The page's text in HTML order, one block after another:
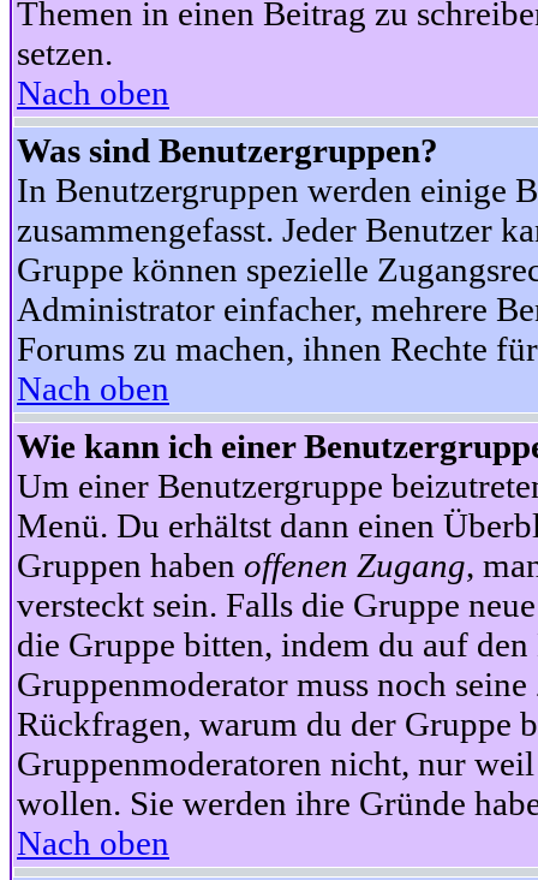
Themen in einen Beitrag zu
setzen.
Nach oben
Was sind Benutzergruppen?
In Benutzergruppen werden einige
zusammengefasst. Jeder Benutzer
Gruppe können spezielle
Administrator einfacher, mehrere
Forums zu machen, ihnen Rechte
Nach oben
Wie kann ich einer
Um einer Benutzergruppe
Menü. Du erhältst dann einen
Gruppen haben offenen Zugang,
versteckt sein. Falls die Gruppe
die Gruppe bitten, indem du auf
Gruppenmoderator muss noch
Rückfragen, warum du der Gruppe
Gruppenmoderatoren nicht, nur
wollen. Sie werden ihre Gründe
Nach oben